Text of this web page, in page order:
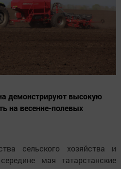
демонстрируют высокую
на весенне-полевых
сельского хозяйства и
мая татарстанские